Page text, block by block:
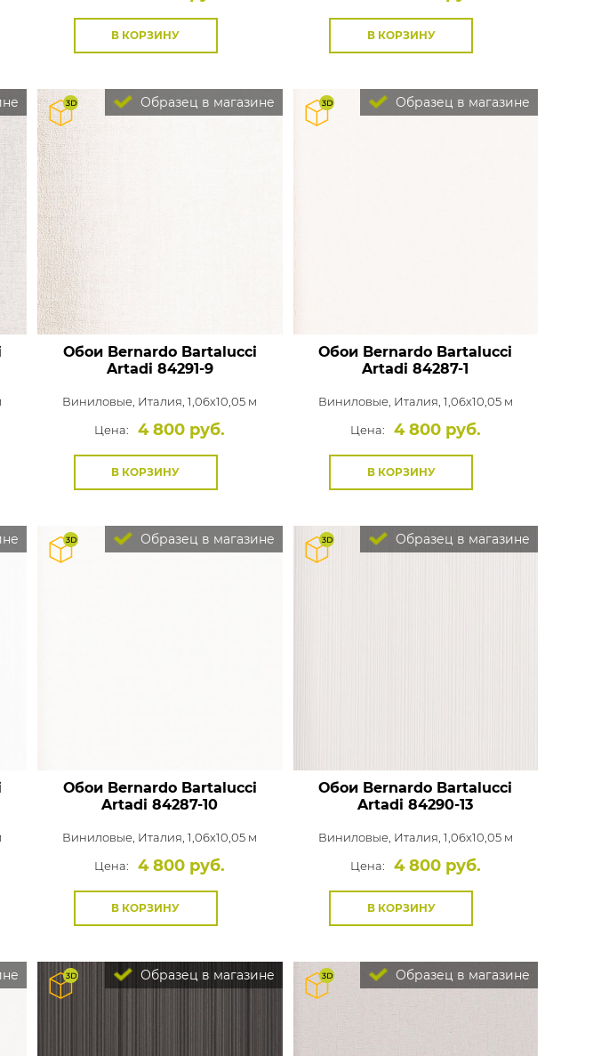
В КОРЗИНУ В КОРЗИНУ
Образец в магазине
Обои Bernardo Bartalucci
Artadi 84291-9
Виниловые, Италия, 1,06x10,05 м
Цена:
4 800 руб.
В КОРЗИНУ
Образец в магазине
Обои Bernardo Bartalucci
Artadi 84287-1
Виниловые, Италия, 1,06x10,05 м
Цена:
4 800 руб.
В КОРЗИНУ
Образец в магазине
Обои Bernardo Bartalucci
Artadi 84287-10
Виниловые, Италия, 1,06x10,05 м
Цена:
4 800 руб.
В КОРЗИНУ
Образец в магазине
Обои Bernardo Bartalucci
Artadi 84290-13
Виниловые, Италия, 1,06x10,05 м
Цена:
4 800 руб.
В КОРЗИНУ
Образец в магазине Образец в магазине